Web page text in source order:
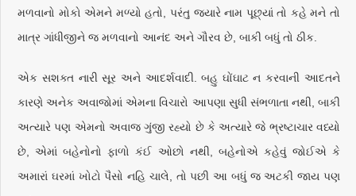
મળવાનો મોકો એમને મળ્યો હતો, પરંતુ જ્યારે નામ પૂછ્યાં તો કહે મને તો
માત્ર ગાંધીજીને જ મળવાનો આનંદ અને ગૌરવ છે, બાકી બધું તો ઠીક.
એક સશક્ત નારી સૂર અને આદર્શવાદી. બહુ ઘોંઘાટ ન કરવાની આદતને
કારણે અનેક અવાજોમાં એમના વિચારો આપણા સુધી સંભળાતા નથી, બાકી
અત્યારે પણ એમનો અવાજ ગુંજી રહ્યો છે કે અત્યારે જે ભ્રષ્ટાચાર વધ્યો
છે, એમાં બહેનોનો ફાળો કંઈ ઓછો નથી, બહેનોએ કહેવું જોઈએ કે
અમારાં ઘરમાં ખોટો પૈસો નહિ ચાલે, તો પછી આ બધું જ અટકી જાય પણ